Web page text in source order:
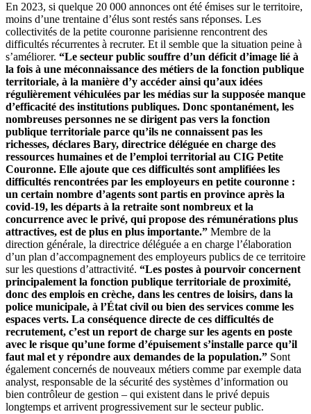
En 2023, si quelque 20 000 annonces ont été émises sur le territoire,
moins d’une trentaine d’élus sont restés sans réponses. Les
collectivités de la petite couronne parisienne rencontrent des
difficultés récurrentes à recruter. Et il semble que la situation peine à
s’améliorer. “Le secteur public souffre d’un déficit d’image lié à
la fois à une méconnaissance des métiers de la fonction publique
territoriale, à la manière d’y accéder ainsi qu’aux idées
régulièrement véhiculées par les médias sur la supposée manque
d’efficacité des institutions publiques. Donc spontanément, les
nombreuses personnes ne se dirigent pas vers la fonction
publique territoriale parce qu’ils ne connaissent pas les
richesses, déclares Bary, directrice déléguée en charge des
ressources humaines et de l’emploi territorial au CIG Petite
Couronne. Elle ajoute que ces difficultés sont amplifiées les
difficultés rencontrées par les employeurs en petite couronne :
un certain nombre d’agents sont partis en province après la
covid-19, les départs à la retraite sont nombreux et la
concurrence avec le privé, qui propose des rémunérations plus
attractives, est de plus en plus importante.” Membre de la
direction générale, la directrice déléguée a en charge l’élaboration
d’un plan d’accompagnement des employeurs publics de ce territoire
sur les questions d’attractivité. “Les postes à pourvoir concernent
principalement la fonction publique territoriale de proximité,
donc des emplois en crèche, dans les centres de loisirs, dans la
police municipale, à l’État civil ou bien des services comme les
espaces verts. La conséquence directe de ces difficultés de
recrutement, c’est un report de charge sur les agents en poste
avec le risque qu’une forme d’épuisement s’installe parce qu’il
faut mal et y répondre aux demandes de la population.” Sont
également concernés de nouveaux métiers comme par exemple data
analyst, responsable de la sécurité des systèmes d’information ou
bien contrôleur de gestion – qui existent dans le privé depuis
longtemps et arrivent progressivement sur le secteur public.